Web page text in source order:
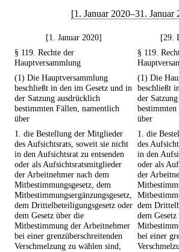
[1. Januar 2020–31. Januar
[1. Januar 2020]
[29.
§ 119. Rechte der
Hauptversammlung
§ 119.
(1) Die Hauptversammlung
beschließt in den im Gesetz und in
der Satzung ausdrücklich
bestimmten Fällen, namentlich
über
(1) Die
beschließt
der
über
1. die Bestellung der Mitglieder
des Aufsichtsrats, soweit sie nicht
in den Aufsichtsrat zu entsenden
oder als Aufsichtsratsmitglieder
der Arbeitnehmer nach dem
Mitbestimmungsgesetz, dem
Mitbestimmungsergänzungsgesetz,
dem Drittelbeteiligungsgesetz oder
dem Gesetz über die
Mitbestimmung der Arbeitnehmer
bei einer grenzüberschreitenden
Verschmelzung zu wählen sind;
1. die
des
in den
oder als
der
dem
dem
bei einer